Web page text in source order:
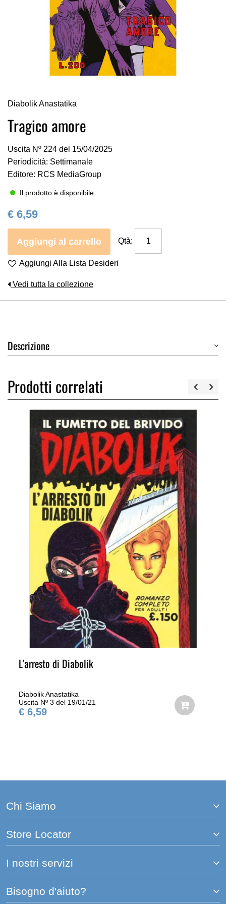
all'inizio
della
galleria
immagini
Diabolik Anastatika
Tragico amore
Uscita Nº 224 del 15/04/2025
Periodicità: Settimanale
Editore: RCS MediaGroup
Il prodotto è disponibile
€ 6,59
Aggiungi al carrello Qtà:
Aggiungi Alla Lista Desideri
Vedi tutta la collezione
Descrizione
Prodotti correlati
L'arresto di Diabolik
Diabolik Anastatika
Uscita Nº 3 del 19/01/21
€ 6,59
Chi Siamo
Store Locator
I nostri servizi
Bisogno d'aiuto?